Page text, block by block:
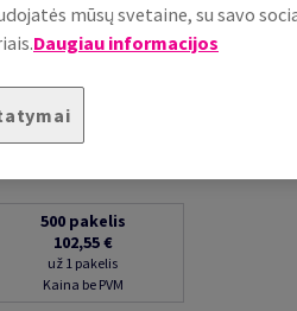
500 pakelis
102,55 €
už 1 pakelis
Kaina be PVM
mūsų svetaine, su savo
Daugiau informacijos